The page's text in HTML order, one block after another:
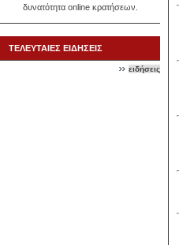
δυνατότητα online κρατήσεων.
ΤΕΛΕΥΤΑΙΕΣ ΕΙΔΗΣΕΙΣ
ειδήσεις